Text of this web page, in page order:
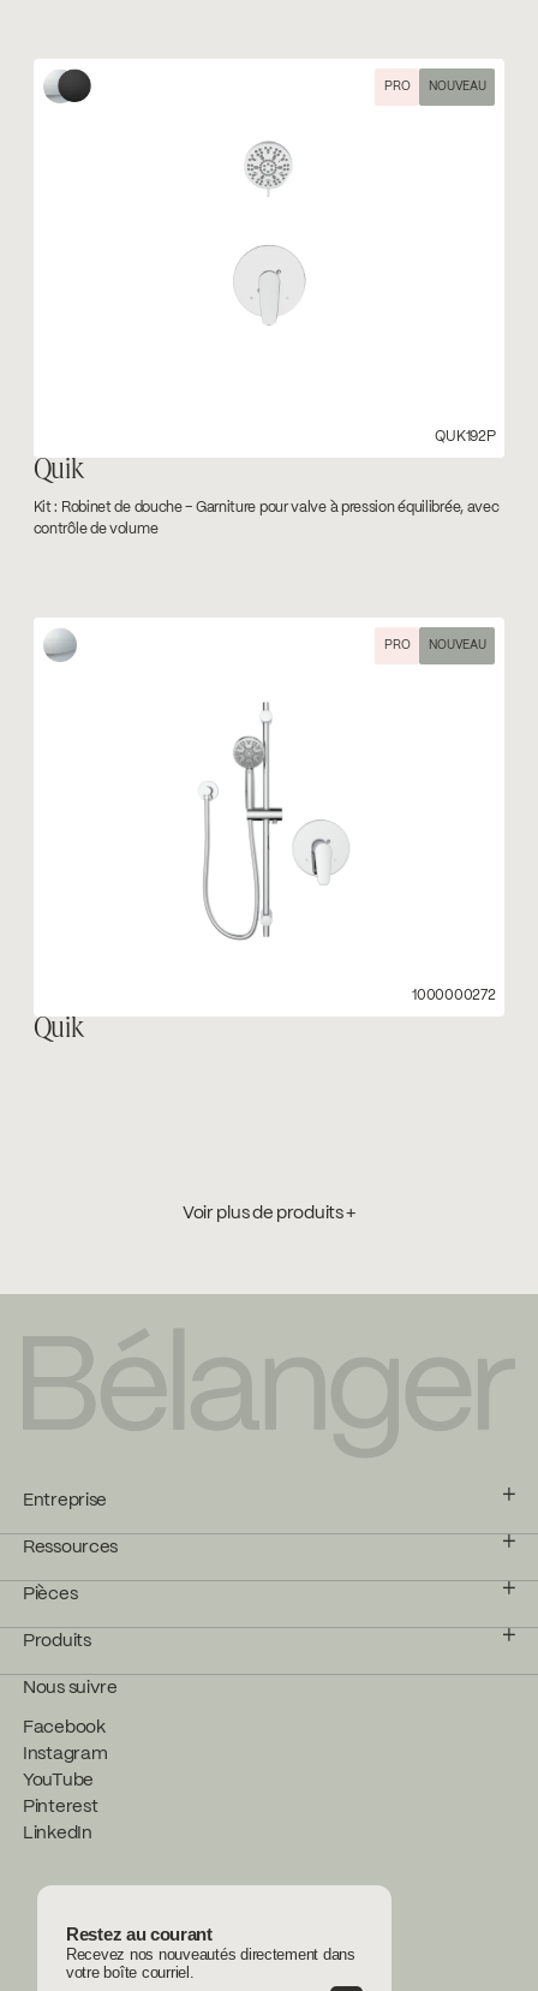
PRO NOUVEAU
QUK192P
Quik
Kit : Robinet de douche – Garniture pour valve à pression équilibrée, avec
contrôle de volume
PRO NOUVEAU
1000000272
Quik
Voir plus de produits +
Entreprise
Ressources
Pièces
Produits
Nous suivre
Facebook
Instagram
YouTube
Pinterest
LinkedIn
Restez au courant
Recevez nos nouveautés directement dans
votre boîte courriel.